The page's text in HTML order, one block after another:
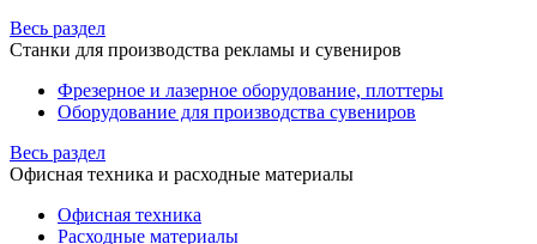
Весь раздел
Станки для производства рекламы и сувениров
Фрезерное и лазерное оборудование, плоттеры
Оборудование для производства сувениров
Весь раздел
Офисная техника и расходные материалы
Офисная техника
Расходные материалы